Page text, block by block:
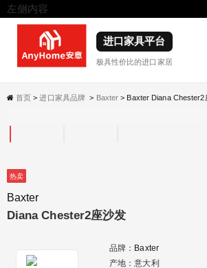
左侧内容
右侧内容
进口家具平台
极具性价比的进口家居
首页 >进口家具品牌 > Baxter > Baxter Diana Chester2
热卖
Baxter
Diana Chester2座沙发
品牌： Baxter
产地：意大利